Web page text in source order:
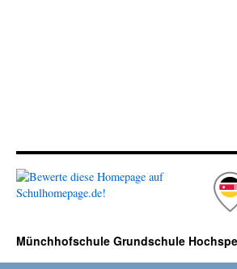
Münchhofschule Grundschule